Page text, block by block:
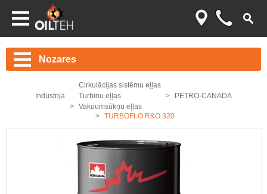
Nozares
Industrija
Cirkulācijas sistēmu eļļas
Turbīnu eļļas
Vakuumsūkņu eļļas
PETRO-CANADA
TURBOFLO R&O 320